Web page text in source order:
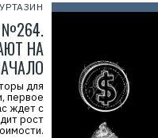
№264.
НА
для
первое
ждет с
рост